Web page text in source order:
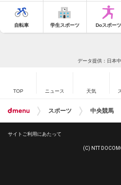
自転車 学生スポーツ Doスポーツ
データ提供：日本
TOP ニュース 天気
スポーツ 中央競馬
サイトご利用にあたって
(C) NTT